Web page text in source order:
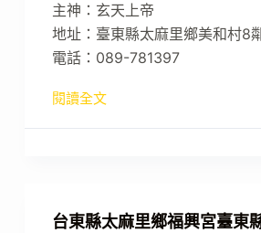
主神：玄天上帝
地址：臺東縣太麻里鄉美和村8
電話：089-781397
閱讀全文
台東縣太麻里鄉福興宮臺東